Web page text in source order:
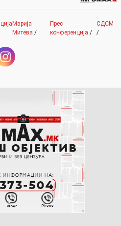
Марија
Митева /
Прес
конференција /
СДСМ
/